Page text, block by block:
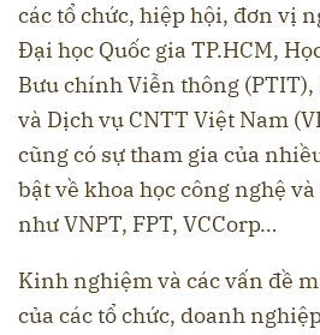
các tổ chức, hiệp hội, đơn vị
Đại học Quốc gia TP.HCM,
Bưu chính Viễn thông
và Dịch vụ CNTT Việt Nam
cũng có sự tham gia của
bật về khoa học công nghệ
như VNPT, FPT, VCCorp…
Kinh nghiệm và các vấn đề
của các tổ chức, doanh